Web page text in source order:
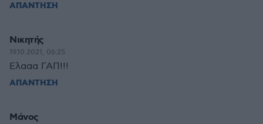
ΑΠΑΝΤΗΣΗ
Νικητής
19.10.2021, 06:25
Ελααα ΓΑΠ!!!
ΑΠΑΝΤΗΣΗ
Μάνος